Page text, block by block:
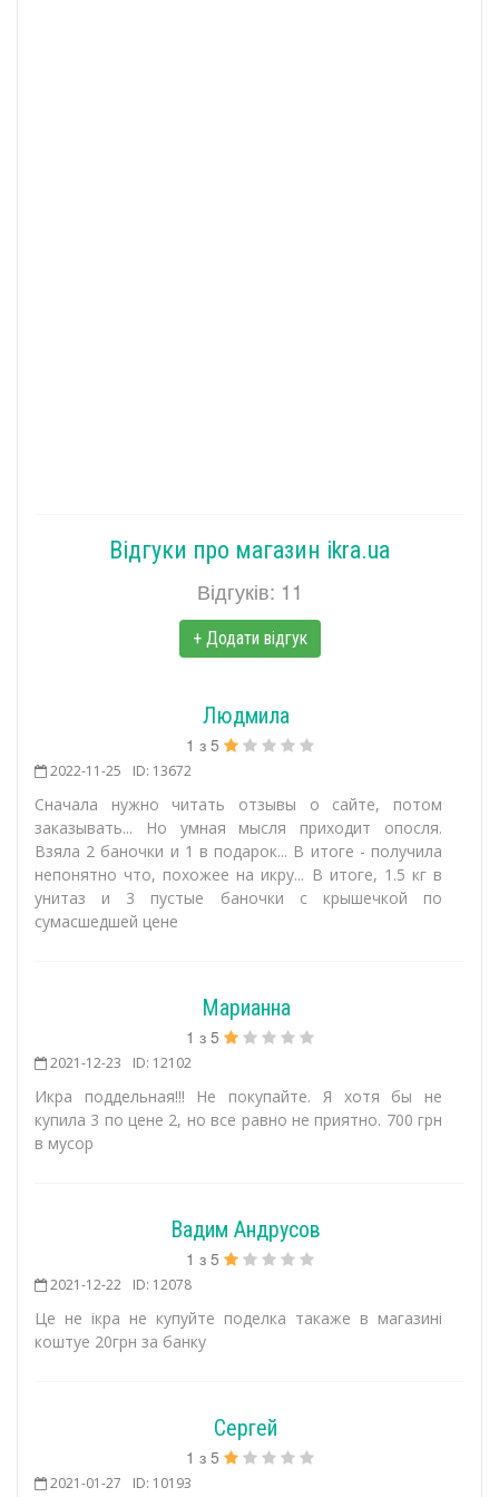
Відгуки про магазин ikra.ua
Відгуків: 11
+ Додати відгук
Людмила
1 з 5
2022-11-25 ID: 13672
Сначала нужно читать отзывы о сайте, потом
заказывать... Но умная мысля приходит опосля.
Взяла 2 баночки и 1 в подарок... В итоге - получила
непонятно что, похожее на икру... В итоге, 1.5 кг в
унитаз и 3 пустые баночки с крышечкой по
сумасшедшей цене
Марианна
1 з 5
2021-12-23 ID: 12102
Икра поддельная!!! Не покупайте. Я хотя бы не
купила 3 по цене 2, но все равно не приятно. 700 грн
в мусор
Вадим Андрусов
1 з 5
2021-12-22 ID: 12078
Це не ікра не купуйте поделка такаже в магазині
коштуе 20грн за банку
Сергей
1 з 5
2021-01-27 ID: 10193